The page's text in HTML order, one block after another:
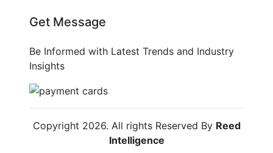
Get Message
Be Informed with Latest Trends and Industry
Insights
Copyright 2026. All rights Reserved By Reed
Intelligence